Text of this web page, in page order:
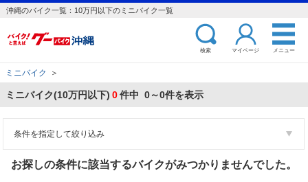
沖縄のバイク一覧：10万円以下のミニバイク一覧
検索 マイページ メニュー
ミニバイク ＞
ミニバイク(10万円以下) 0件中 0～0件を表示
条件を指定して絞り込み
お探しの条件に該当するバイクがみつかりませんでした。